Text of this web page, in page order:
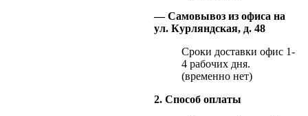
— Самовывоз из офиса на
ул. Курляндская, д. 48
Сроки доставки офис 1-
4 рабочих дня.
(временно нет)
2. Способ оплаты